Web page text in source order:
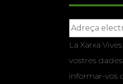
La Xarxa
vostres
informar-vos